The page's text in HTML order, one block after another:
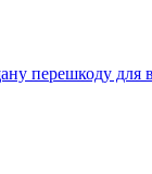
перешкоду для